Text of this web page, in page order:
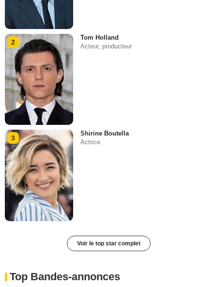
2
Tom Holland
Acteur, producteur
3
Shirine Boutella
Actrice
Voir le top star complet
Top Bandes-annonces